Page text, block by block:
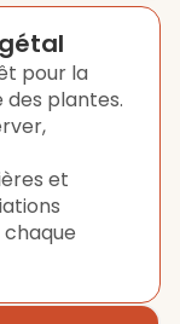
pour la
plantes.
et